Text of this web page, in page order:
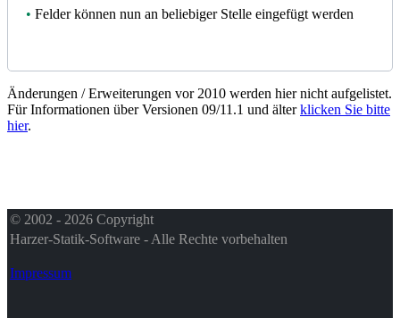
• Felder können nun an beliebiger Stelle eingefügt werden
Änderungen / Erweiterungen vor 2010 werden hier nicht aufgelistet.
Für Informationen über Versionen 09/11.1 und älterklicken Sie bitte
hier.
© 2002 - 2026 Copyright
Harzer-Statik-Software - Alle Rechte vorbehalten
Impressum